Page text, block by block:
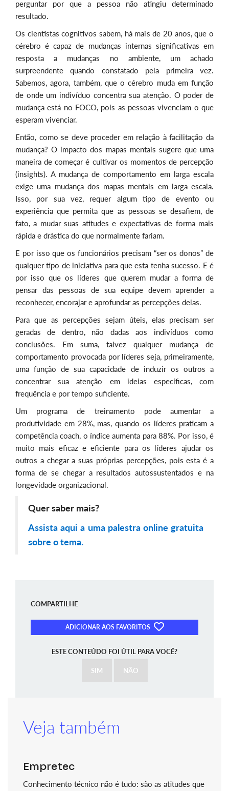
perguntar por que a pessoa não atingiu determinado
resultado.
Os cientistas cognitivos sabem, há mais de 20 anos, que o
cérebro é capaz de mudanças internas significativas em
resposta a mudanças no ambiente, um achado
surpreendente quando constatado pela primeira vez.
Sabemos, agora, também, que o cérebro muda em função
de onde um indivíduo concentra sua atenção. O poder de
mudança está no FOCO, pois as pessoas vivenciam o que
esperam vivenciar.
Então, como se deve proceder em relação à facilitação da
mudança? O impacto dos mapas mentais sugere que uma
maneira de começar é cultivar os momentos de percepção
(insights). A mudança de comportamento em larga escala
exige uma mudança dos mapas mentais em larga escala.
Isso, por sua vez, requer algum tipo de evento ou
experiência que permita que as pessoas se desafiem, de
fato, a mudar suas atitudes e expectativas de forma mais
rápida e drástica do que normalmente fariam.
E por isso que os funcionários precisam “ser os donos” de
qualquer tipo de iniciativa para que esta tenha sucesso. E é
por isso que os líderes que querem mudar a forma de
pensar das pessoas de sua equipe devem aprender a
reconhecer, encorajar e aprofundar as percepções delas.
Para que as percepções sejam úteis, elas precisam ser
geradas de dentro, não dadas aos indivíduos como
conclusões. Em suma, talvez qualquer mudança de
comportamento provocada por líderes seja, primeiramente,
uma função de sua capacidade de induzir os outros a
concentrar sua atenção em ideias específicas, com
frequência e por tempo suficiente.
Um programa de treinamento pode aumentar a
produtividade em 28%, mas, quando os líderes praticam a
competência coach, o índice aumenta para 88%. Por isso, é
muito mais eficaz e eficiente para os líderes ajudar os
outros a chegar a suas próprias percepções, pois esta é a
forma de se chegar a resultados autossustentados e na
longevidade organizacional.
Quer saber mais?
Assista aqui a uma palestra online gratuita
sobre o tema.
COMPARTILHE
ADICIONAR AOS FAVORITOS
ESTE CONTEÚDO FOI ÚTIL PARA VOCÊ?
SIM NÃO
Veja também
Empretec
Conhecimento técnico não é tudo: são as atitudes que